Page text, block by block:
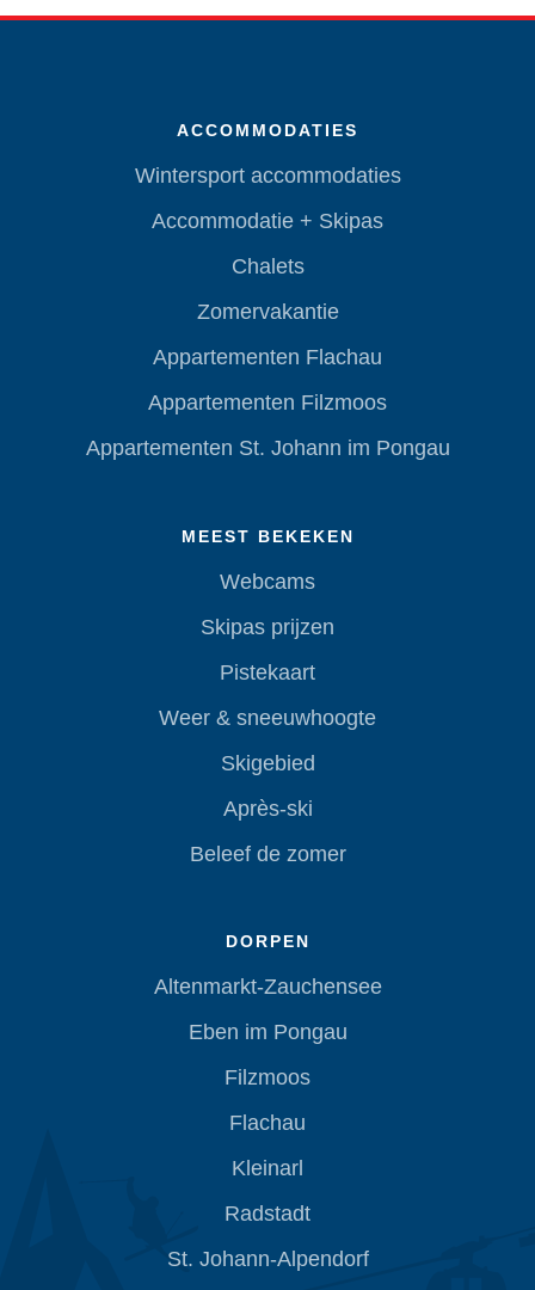
ACCOMMODATIES
Wintersport accommodaties
Accommodatie + Skipas
Chalets
Zomervakantie
Appartementen Flachau
Appartementen Filzmoos
Appartementen St. Johann im Pongau
MEEST BEKEKEN
Webcams
Skipas prijzen
Pistekaart
Weer & sneeuwhoogte
Skigebied
Après-ski
Beleef de zomer
DORPEN
Altenmarkt-Zauchensee
Eben im Pongau
Filzmoos
Flachau
Kleinarl
Radstadt
St. Johann-Alpendorf